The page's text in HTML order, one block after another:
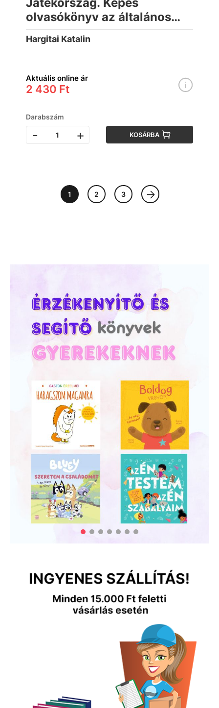
olvasókönyv az általános
iskola 4. osztálya számára
Hargitai Katalin
Aktuális online ár
2 430 Ft
Darabszám
- + KOSÁRBA
1 2 3